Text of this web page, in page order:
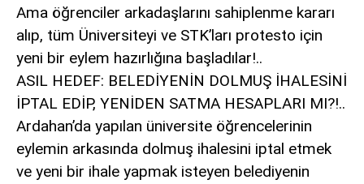
2025
deneme
bonusu
veren
siteler
editorbet
giriş
Ama öğrenciler arkadaşlarını sahiplenme kararı
alıp, tüm Üniversiteyi ve STK’ları protesto için
yeni bir eylem hazırlığına başladılar!..
ASIL HEDEF: BELEDİYENİN DOLMUŞ İHALESİNİ
İPTAL EDİP, YENİDEN SATMA HESAPLARI MI?!..
Ardahan’da yapılan üniversite öğrencelerinin
eylemin arkasında dolmuş ihalesini iptal etmek
ve yeni bir ihale yapmak isteyen belediyenin